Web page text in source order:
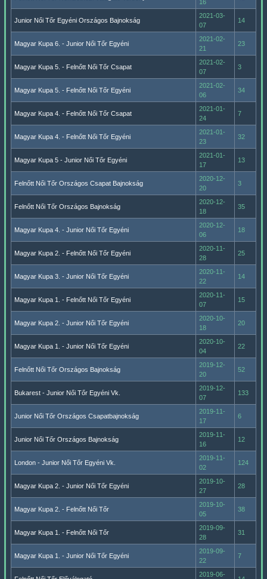
16
Junior Női Tőr Egyéni Országos Bajnokság
2021-03-
07
14
Magyar Kupa 6. - Junior Női Tőr Egyéni
2021-02-
21
23
Magyar Kupa 5. - Felnőtt Női Tőr Csapat
2021-02-
07
3
Magyar Kupa 5. - Felnőtt Női Tőr Egyéni
2021-02-
06
34
Magyar Kupa 4. - Felnőtt Női Tőr Csapat
2021-01-
24
7
Magyar Kupa 4. - Felnőtt Női Tőr Egyéni
2021-01-
23
32
Magyar Kupa 5 - Junior Női Tőr Egyéni
2021-01-
17
13
Felnőtt Női Tőr Országos Csapat Bajnokság
2020-12-
20
3
Felnőtt Női Tőr Országos Bajnokság
2020-12-
18
35
Magyar Kupa 4. - Junior Női Tőr Egyéni
2020-12-
06
18
Magyar Kupa 2. - Felnőtt Női Tőr Egyéni
2020-11-
28
25
Magyar Kupa 3. - Junior Női Tőr Egyéni
2020-11-
22
14
Magyar Kupa 1. - Felnőtt Női Tőr Egyéni
2020-11-
07
15
Magyar Kupa 2. - Junior Női Tőr Egyéni
2020-10-
18
20
Magyar Kupa 1. - Junior Női Tőr Egyéni
2020-10-
04
22
Felnőtt Női Tőr Országos Bajnokság
2019-12-
20
52
Bukarest - Junior Női Tőr Egyéni Vk.
2019-12-
07
133
Junior Női Tőr Országos Csapatbajnokság
2019-11-
17
6
Junior Női Tőr Országos Bajnokság
2019-11-
16
12
London - Junior Női Tőr Egyéni Vk.
2019-11-
02
124
Magyar Kupa 2. - Junior Női Tőr Egyéni
2019-10-
27
28
Magyar Kupa 2. - Felnőtt Női Tőr
2019-10-
05
38
Magyar Kupa 1. - Felnőtt Női Tőr
2019-09-
28
31
Magyar Kupa 1. - Junior Női Tőr Egyéni
2019-09-
22
7
2019-06-